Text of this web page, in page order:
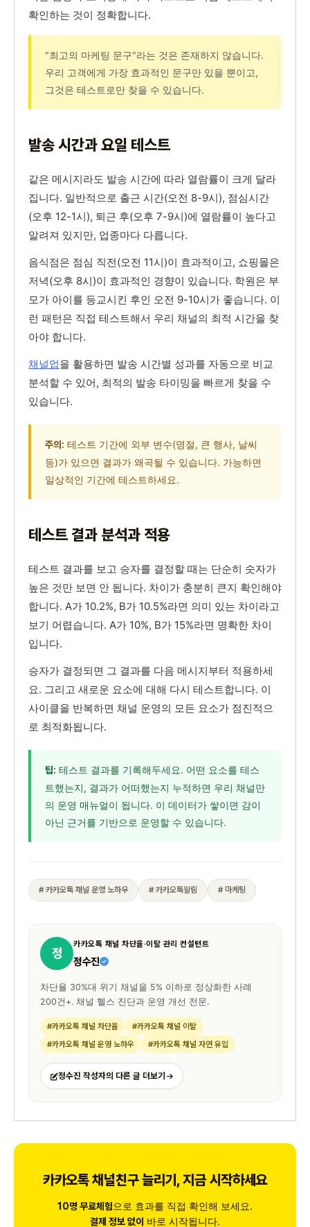
확인하는 것이 정확합니다.
"최고의 마케팅 문구"라는 것은 존재하지 않습니다.
우리 고객에게 가장 효과적인 문구만 있을 뿐이고,
그것은 테스트로만 찾을 수 있습니다.
발송 시간과 요일 테스트
같은 메시지라도 발송 시간에 따라 열람률이 크게 달라
집니다. 일반적으로 출근 시간(오전 8-9시), 점심시간
(오후 12-1시), 퇴근 후(오후 7-9시)에 열람률이 높다고
알려져 있지만, 업종마다 다릅니다.
음식점은 점심 직전(오전 11시)이 효과적이고, 쇼핑몰은
저녁(오후 8시)이 효과적인 경향이 있습니다. 학원은 부
모가 아이를 등교시킨 후인 오전 9-10시가 좋습니다. 이
런 패턴은 직접 테스트해서 우리 채널의 최적 시간을 찾
아야 합니다.
채널업을 활용하면 발송 시간별 성과를 자동으로 비교
분석할 수 있어, 최적의 발송 타이밍을 빠르게 찾을 수
있습니다.
주의: 테스트 기간에 외부 변수(명절, 큰 행사, 날씨
등)가 있으면 결과가 왜곡될 수 있습니다. 가능하면
일상적인 기간에 테스트하세요.
테스트 결과 분석과 적용
테스트 결과를 보고 승자를 결정할 때는 단순히 숫자가
높은 것만 보면 안 됩니다. 차이가 충분히 큰지 확인해야
합니다. A가 10.2%, B가 10.5%라면 의미 있는 차이라고
보기 어렵습니다. A가 10%, B가 15%라면 명확한 차이
입니다.
승자가 결정되면 그 결과를 다음 메시지부터 적용하세
요. 그리고 새로운 요소에 대해 다시 테스트합니다. 이
사이클을 반복하면 채널 운영의 모든 요소가 점진적으
로 최적화됩니다.
팁: 테스트 결과를 기록해두세요. 어떤 요소를 테스
트했는지, 결과가 어떠했는지 누적하면 우리 채널만
의 운영 매뉴얼이 됩니다. 이 데이터가 쌓이면 감이
아닌 근거를 기반으로 운영할 수 있습니다.
# 카카오톡 채널 운영 노하우 # 카카오톡알림 # 마케팅
정
카카오톡 채널 차단율·이탈 관리 컨설턴트
정수진
차단율 30%대 위기 채널을 5% 이하로 정상화한 사례
200건+. 채널 헬스 진단과 운영 개선 전문.
#카카오톡 채널 차단율
#카카오톡 채널 이탈
#카카오톡 채널 운영 노하우
#카카오톡 채널 자연 유입
정수진 작성자의 다른 글 더보기
카카오톡 채널친구 늘리기, 지금 시작하세요
10명 무료체험으로 효과를 직접 확인해 보세요.
결제 정보 없이 바로 시작됩니다.